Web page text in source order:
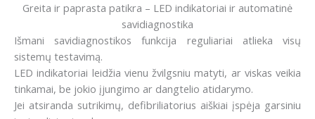
Greita ir paprasta patikra – LED indikatoriai ir automatinė
savidiagnostika
Išmani savidiagnostikos funkcija reguliariai atlieka visų
sistemų testavimą.
LED indikatoriai leidžia vienu žvilgsniu matyti, ar viskas veikia
tinkamai, be jokio įjungimo ar dangtelio atidarymo.
Jei atsiranda sutrikimų, defibriliatorius aiškiai įspėja garsiniu